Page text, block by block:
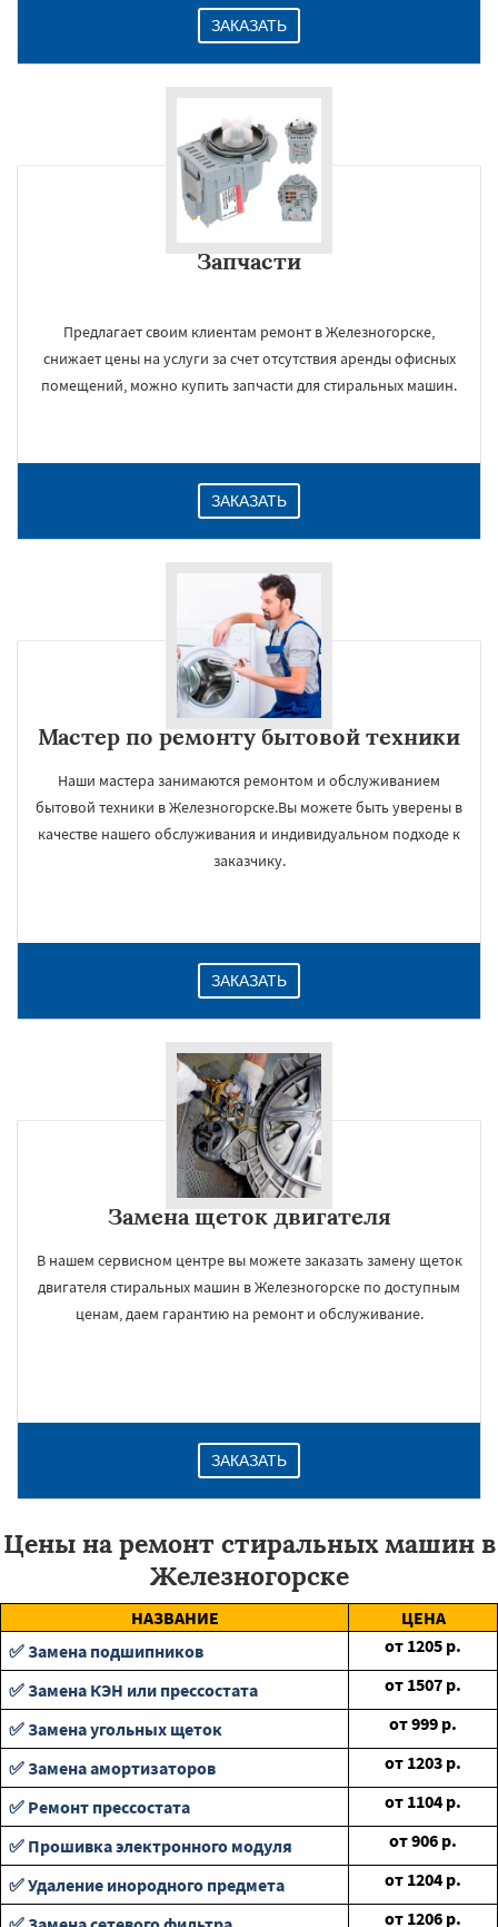
ЗАКАЗАТЬ
Запчасти
Предлагает своим клиентам ремонт в Железногорске,
снижает цены на услуги за счет отсутствия аренды офисных
помещений, можно купить запчасти для стиральных машин.
ЗАКАЗАТЬ
Мастер по ремонту бытовой техники
Наши мастера занимаются ремонтом и обслуживанием
бытовой техники в Железногорске.Вы можете быть уверены в
качестве нашего обслуживания и индивидуальном подходе к
заказчику.
ЗАКАЗАТЬ
Замена щеток двигателя
В нашем сервисном центре вы можете заказать замену щеток
двигателя стиральных машин в Железногорске по доступным
ценам, даем гарантию на ремонт и обслуживание.
ЗАКАЗАТЬ
Цены на ремонт стиральных машин в
Железногорске
НАЗВАНИЕ
ЦЕНА
✅ Замена подшипников
от 1205 р.
✅ Замена КЭН или прессостата
от 1507 р.
✅ Замена угольных щеток
от999 р.
✅ Замена амортизаторов
от 1203 р.
✅ Ремонт прессостата
от 1104 р.
✅ Прошивка электронного модуля
от906 р.
✅ Удаление инородного предмета
от 1204 р.
от 1206 р.